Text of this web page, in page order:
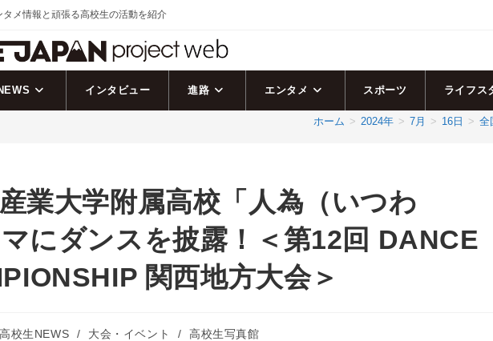
メ情報と頑張る高校生の活動を紹介
インタビュー 進路 エンタメ スポーツ ライフス
ホーム > 2024年 > 7月 > 16日 > 全
産業大学附属高校「人為（いつわ
にダンスを披露！＜第12回 DANCE
関西地方大会＞
校生NEWS / 大会・イベント / 高校生写真館